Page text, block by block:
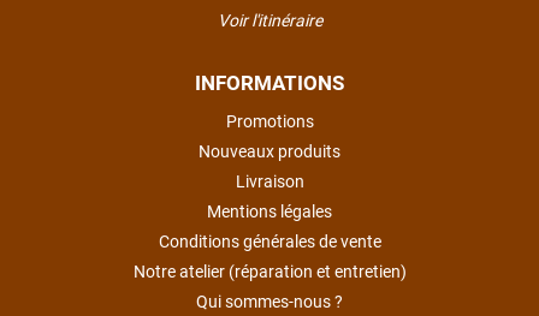
Voir l'itinéraire
INFORMATIONS
Promotions
Nouveaux produits
Livraison
Mentions légales
Conditions générales de vente
Notre atelier (réparation et entretien)
Qui sommes-nous ?